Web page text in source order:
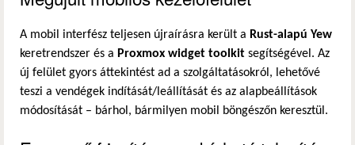
A mobil interfész teljesen újraírásra került a Rust-alapú Yew
keretrendszer és a Proxmox widget toolkit segítségével. Az
új felület gyors áttekintést ad a szolgáltatásokról, lehetővé
teszi a vendégek indítását/leállítását és az alapbeállítások
módosítását – bárhol, bármilyen mobil böngészőn keresztül.